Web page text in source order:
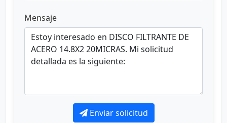
Mensaje
Enviar solicitud